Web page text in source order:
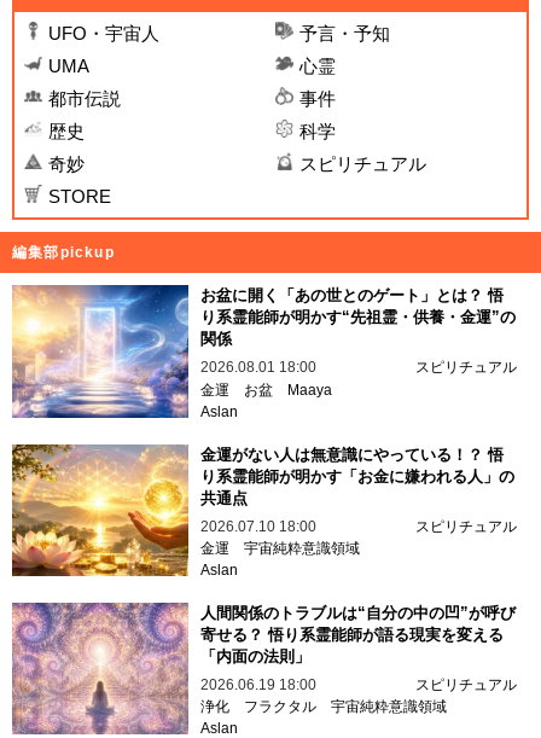
UFO・宇宙人
予言・予知
UMA
心霊
都市伝説
事件
歴史
科学
奇妙
スピリチュアル
STORE
編集部pickup
お盆に開く「あの世とのゲート」とは？ 悟
り系霊能師が明かす“先祖霊・供養・金運”の
関係
2026.08.01 18:00
スピリチュアル
金運
お盆
Maaya
Aslan
金運がない人は無意識にやっている！？ 悟
り系霊能師が明かす「お金に嫌われる人」の
共通点
2026.07.10 18:00
スピリチュアル
金運 宇宙純粋意識領域
Aslan
人間関係のトラブルは“自分の中の凹”が呼び
寄せる？ 悟り系霊能師が語る現実を変える
「内面の法則」
2026.06.19 18:00
スピリチュアル
浄化
フラクタル 宇宙純粋意識領域
Aslan